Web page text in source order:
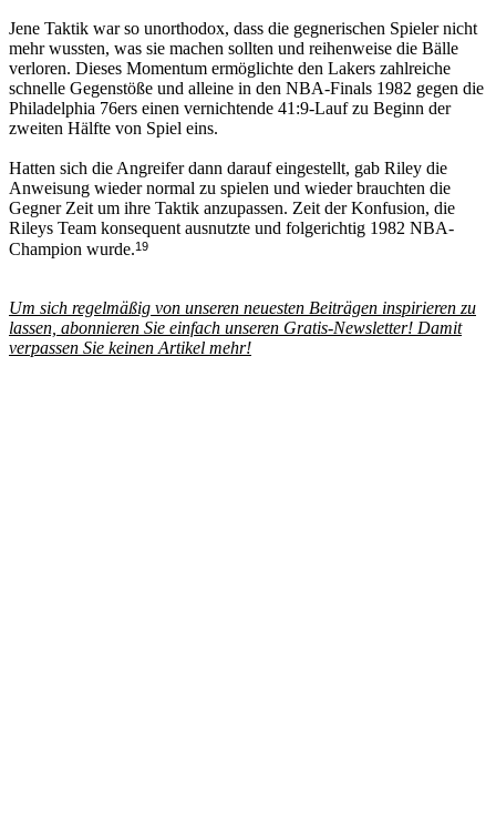
Jene Taktik war so unorthodox, dass die gegnerischen Spieler nicht
mehr wussten, was sie machen sollten und reihenweise die Bälle
verloren. Dieses Momentum ermöglichte den Lakers zahlreiche
schnelle Gegenstöße und alleine in den NBA-Finals 1982 gegen die
Philadelphia 76ers einen vernichtende 41:9-Lauf zu Beginn der
zweiten Hälfte von Spiel eins.
Hatten sich die Angreifer dann darauf eingestellt, gab Riley die
Anweisung wieder normal zu spielen und wieder brauchten die
Gegner Zeit um ihre Taktik anzupassen. Zeit der Konfusion, die
Rileys Team konsequent ausnutzte und folgerichtig 1982 NBA-
Champion wurde.19
Um sich regelmäßig von unseren neuesten Beiträgen inspirieren zu
lassen, abonnieren Sie einfach unseren Gratis-Newsletter! Damit
verpassen Sie keinen Artikel mehr!